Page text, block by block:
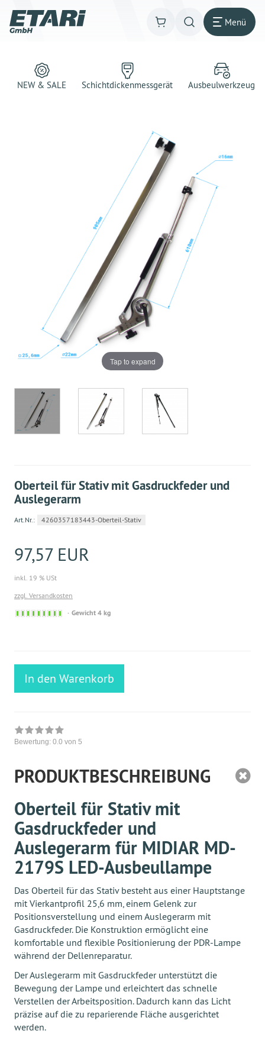
Menü
NEW & SALE Schichtdickenmessgerät Ausbeulwerkzeug
Tap to expand
Oberteil für Stativ mit Gasdruckfeder und
Auslegerarm
Art.Nr.: 4260357183443-Oberteil-Stativ
97,57 EUR
inkl. 19 % USt
zzgl. Versandkosten
Sofort
Gewicht 4 kg
In den Warenkorb
Bewertung: 0.0 von 5
PRODUKTBESCHREIBUNG
Oberteil für Stativ mit
Gasdruckfeder und
Auslegerarm für MIDIAR MD-
2179S LED-Ausbeullampe
Das Oberteil für das Stativ besteht aus einer Hauptstange
mit Vierkantprofil 25,6 mm, einem Gelenk zur
Positionsverstellung und einem Auslegerarm mit
Gasdruckfeder. Die Konstruktion ermöglicht eine
komfortable und flexible Positionierung der PDR-Lampe
während der Dellenreparatur.
Der Auslegerarm mit Gasdruckfeder unterstützt die
Bewegung der Lampe und erleichtert das schnelle
Verstellen der Arbeitsposition. Dadurch kann das Licht
präzise auf die zu reparierende Fläche ausgerichtet
werden.